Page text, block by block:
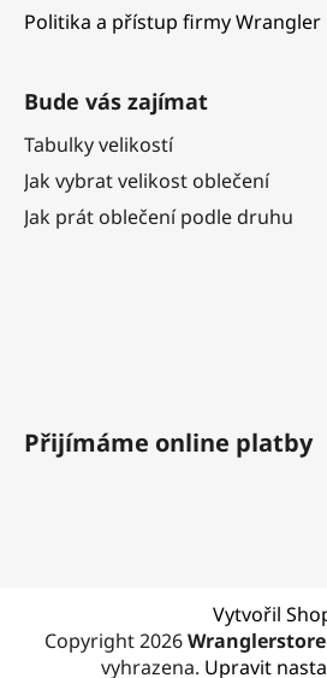
Politika a přístup firmy Wrangler
Bude vás zajímat
Tabulky velikostí
Jak vybrat velikost oblečení
Jak prát oblečení podle druhu
Přijímáme online platby
Vytvořil
Copyright 2026
vyhrazena. Upravit